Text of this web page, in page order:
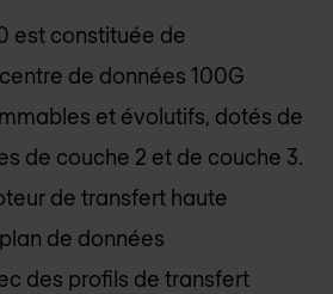
est constituée de
de données 100G
et évolutifs, dotés de
de couche 2 et de couche 3.
de transfert haute
de données
des profils de transfert